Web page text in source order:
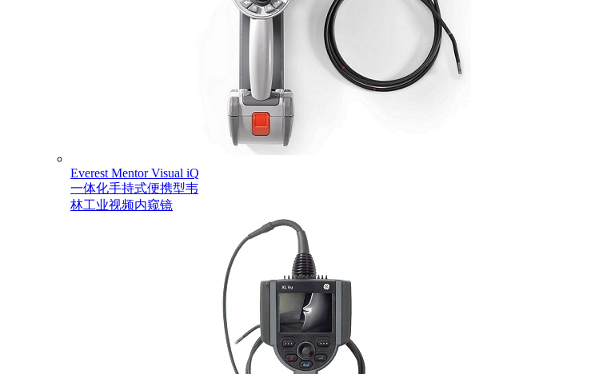
Everest Mentor Visual iQ
一体化手持式便携型韦
林工业视频内窥镜